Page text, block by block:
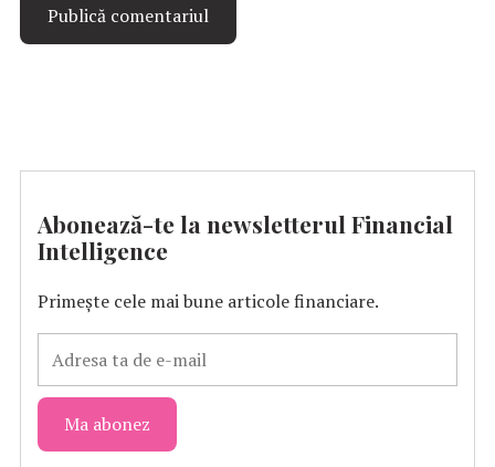
Abonează-te la newsletterul Financial
Intelligence
Primește cele mai bune articole financiare.